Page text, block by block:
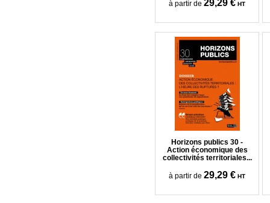
à partir de 29,29 € HT
Horizons publics 30 -
Action économique des
collectivités territoriales...
à partir de 29,29 € HT